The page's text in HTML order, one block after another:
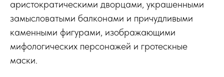
аристократическими дворцами, украшенными
замысловатыми балконами и причудливыми
каменными фигурами, изображающими
мифологических персонажей и гротескные
маски.